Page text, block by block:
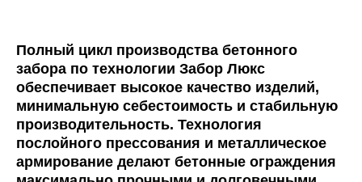
Полный цикл производства бетонного
забора по технологии Забор Люкс
обеспечивает высокое качество изделий,
минимальную себестоимость и стабильную
производительность. Технология
послойного прессования и металлическое
армирование делают бетонные ограждения